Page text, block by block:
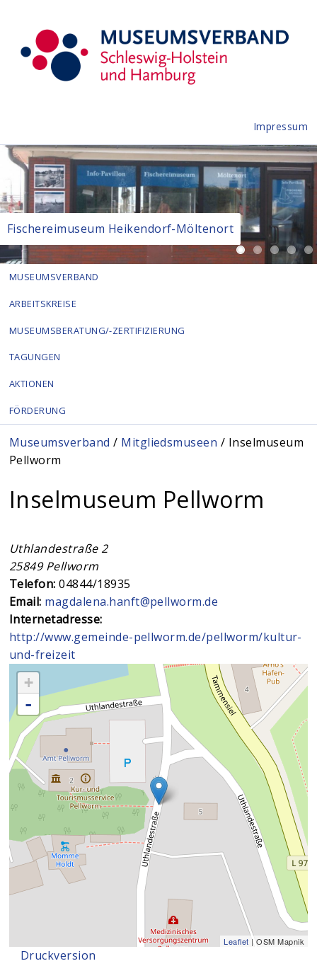
Impressum
Fischereimuseum Heikendorf-Möltenort
MUSEUMSVERBAND
ARBEITSKREISE
MUSEUMSBERATUNG/-ZERTIFIZIERUNG
TAGUNGEN
AKTIONEN
FÖRDERUNG
Sie sind hier
Museumsverband / Mitgliedsmuseen / Inselmuseum
Pellworm
Inselmuseum Pellworm
Uthlandestraße 2
25849 Pellworm
Telefon:04844/18935
Email: magdalena.hanft@pellworm.de
Internetadresse:
http://www.gemeinde-pellworm.de/pellworm/kultur-
und-freizeit
+
-
Leaflet | OSM Mapnik
Druckversion